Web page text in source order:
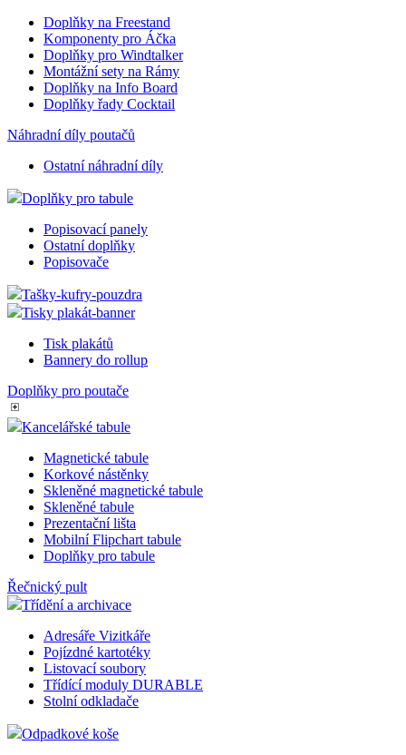
Doplňky na Freestand
Komponenty pro Áčka
Doplňky pro Windtalker
Montážní sety na Rámy
Doplňky na Info Board
Doplňky řady Cocktail
Náhradní díly poutačů
Ostatní náhradní díly
Doplňky pro tabule
Popisovací panely
Ostatní doplňky
Popisovače
Tašky-kufry-pouzdra
Tisky plakát-banner
Tisk plakátů
Bannery do rollup
Doplňky pro poutače
Kancelářské tabule
Magnetické tabule
Korkové nástěnky
Skleněné magnetické tabule
Skleněné tabule
Prezentační lišta
Mobilní Flipchart tabule
Doplňky pro tabule
Řečnický pult
Třídění a archivace
Adresáře Vizitkáře
Pojízdné kartotéky
Listovací soubory
Třídící moduly DURABLE
Stolní odkladače
Odpadkové koše